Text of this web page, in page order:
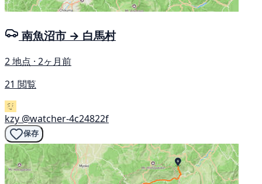
南魚沼市 → 白馬村
2 地点 · 2ヶ月前
21 閲覧
kzy @watcher-4c24822f
保存